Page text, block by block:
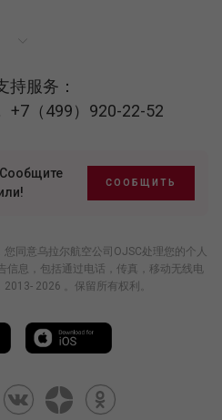
持服务：
+7（499）920-22-52
СООБЩИТЬ
同意乌拉尔航空公司OJSC处理您的个人
信息，包括通过电话，传真，移动无线电
2026 。保留所有权利。